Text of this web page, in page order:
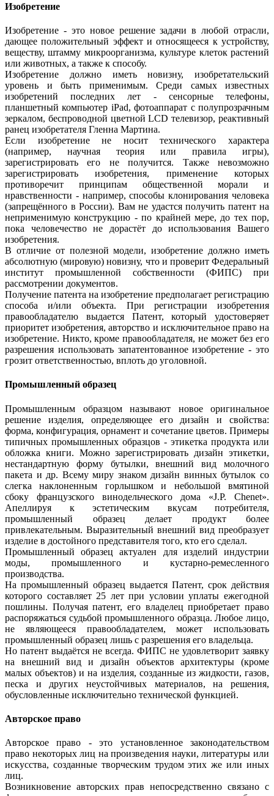
Изобретение
Изобретение - это новое решение задачи в любой отрасли,
дающее положительный эффект и относящееся к устройству,
веществу, штамму микроорганизма, культуре клеток растений
или животных, а также к способу.
Изобретение должно иметь новизну, изобретательский
уровень и быть применимым. Среди самых известных
изобретений последних лет - сенсорные телефоны,
планшетный компьютер iPad, фотоаппарат с полупрозрачным
зеркалом, беспроводной цветной LCD телевизор, реактивный
ранец изобретателя Гленна Мартина.
Если изобретение не носит технического характера
(например, научная теория или правила игры),
зарегистрировать его не получится. Также невозможно
зарегистрировать изобретения, применение которых
противоречит принципам общественной морали и
нравственности - например, способы клонирования человека
(запрещённого в России). Вам не удастся получить патент на
неприменимую конструкцию - по крайней мере, до тех пор,
пока человечество не дорастёт до использования Вашего
изобретения.
В отличие от полезной модели, изобретение должно иметь
абсолютную (мировую) новизну, что и проверит Федеральный
институт промышленной собственности (ФИПС) при
рассмотрении документов.
Получение патента на изобретение предполагает регистрацию
способа и/или объекта. При регистрации изобретения
правообладателю выдается Патент, который удостоверяет
приоритет изобретения, авторство и исключительное право на
изобретение. Никто, кроме правообладателя, не может без его
разрешения использовать запатентованное изобретение - это
грозит ответственностью, вплоть до уголовной.
Промышленный образец
Промышленным образцом называют новое оригинальное
решение изделия, определяющее его дизайн и свойства:
форма, конфигурация, орнамент и сочетание цветов. Примеры
типичных промышленных образцов - этикетка продукта или
обложка книги. Можно зарегистрировать дизайн этикетки,
нестандартную форму бутылки, внешний вид молочного
пакета и др. Всему миру знаком дизайн винных бутылок со
слегка наклоненным горлышком и небольшой вмятиной
сбоку французского винодельческого дома «J.P. Chenet».
Апеллируя к эстетическим вкусам потребителя,
промышленный образец делает продукт более
привлекательным. Выразительный внешний вид преобразует
изделие в достойного представителя того, кто его сделал.
Промышленный образец актуален для изделий индустрии
моды, промышленного и кустарно-ремесленного
производства.
На промышленный образец выдается Патент, срок действия
которого составляет 25 лет при условии уплаты ежегодной
пошлины. Получая патент, его владелец приобретает право
распоряжаться судьбой промышленного образца. Любое лицо,
не являющееся правообладателем, может использовать
промышленный образец лишь с разрешения его владельца.
Но патент выдаётся не всегда. ФИПС не удовлетворит заявку
на внешний вид и дизайн объектов архитектуры (кроме
малых объектов) и на изделия, созданные из жидкости, газов,
песка и других неустойчивых материалов, на решения,
обусловленные исключительно технической функцией.
Авторское право
Авторское право - это установленное законодательством
право некоторых лиц на произведения науки, литературы или
искусства, созданные творческим трудом этих же или иных
лиц.
Возникновение авторских прав непосредственно связано с